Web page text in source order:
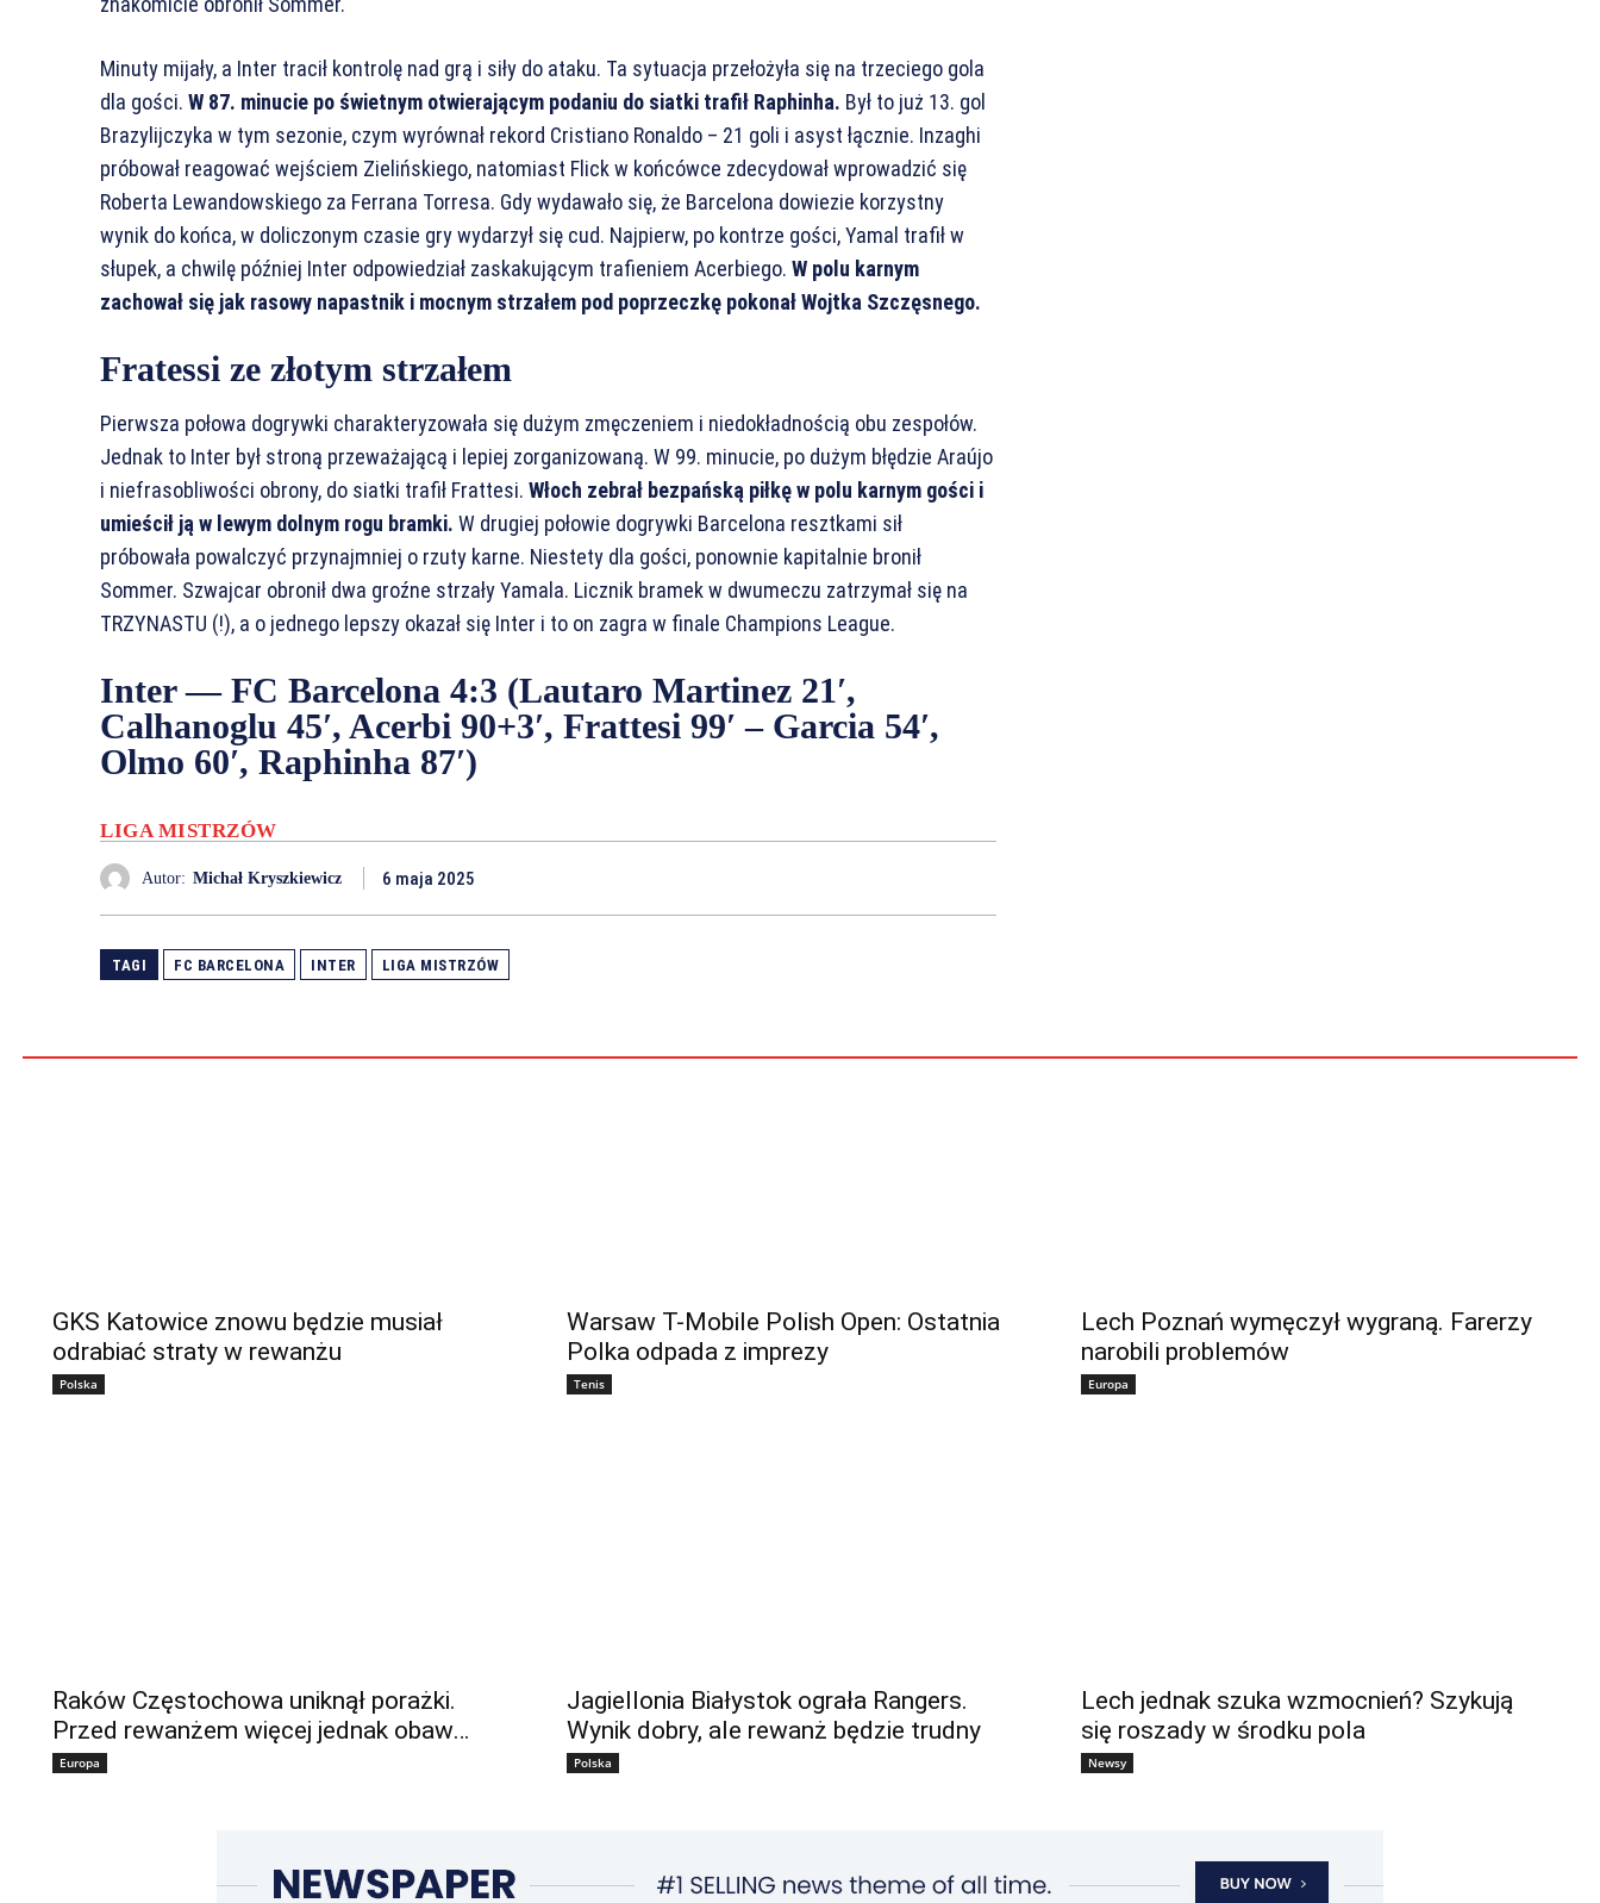
Minuty mijały, a Inter tracił kontrolę nad grą i siły do ataku. Ta sytuacja przełożyła się na trzeciego gola
dla gości. W 87. minucie po świetnym otwierającym podaniu do siatki trafił Raphinha. Był to już 13. gol
Brazylijczyka w tym sezonie, czym wyrównał rekord Cristiano Ronaldo – 21 goli i asyst łącznie. Inzaghi
próbował reagować wejściem Zielińskiego, natomiast Flick w końcówce zdecydował wprowadzić się
Roberta Lewandowskiego za Ferrana Torresa. Gdy wydawało się, że Barcelona dowiezie korzystny
wynik do końca, w doliczonym czasie gry wydarzył się cud. Najpierw, po kontrze gości, Yamal trafił w
słupek, a chwilę później Inter odpowiedział zaskakującym trafieniem Acerbiego. W polu karnym
zachował się jak rasowy napastnik i mocnym strzałem pod poprzeczkę pokonał Wojtka Szczęsnego.
Fratessi ze złotym strzałem
Pierwsza połowa dogrywki charakteryzowała się dużym zmęczeniem i niedokładnością obu zespołów.
Jednak to Inter był stroną przeważającą i lepiej zorganizowaną. W 99. minucie, po dużym błędzie Araújo
i niefrasobliwości obrony, do siatki trafił Frattesi. Włoch zebrał bezpańską piłkę w polu karnym gości i
umieścił ją w lewym dolnym rogu bramki. W drugiej połowie dogrywki Barcelona resztkami sił
próbowała powalczyć przynajmniej o rzuty karne. Niestety dla gości, ponownie kapitalnie bronił
Sommer. Szwajcar obronił dwa groźne strzały Yamala. Licznik bramek w dwumeczu zatrzymał się na
TRZYNASTU (!), a o jednego lepszy okazał się Inter i to on zagra w finale Champions League.
Inter — FC Barcelona 4:3 (Lautaro Martinez 21′,
Calhanoglu 45′, Acerbi 90+3′, Frattesi 99′ – Garcia 54′,
Olmo 60′, Raphinha 87′)
LIGA MISTRZÓW
Autor: Michał Kryszkiewicz 6 maja 2025
TAGI FC BARCELONA INTER LIGA MISTRZÓW
GKS Katowice znowu będzie musiał
odrabiać straty w rewanżu
Polska
Warsaw T-Mobile Polish Open: Ostatnia
Polka odpada z imprezy
Tenis
Lech Poznań wymęczył wygraną. Farerzy
narobili problemów
Europa
Raków Częstochowa uniknął porażki.
Przed rewanżem więcej jednak obaw…
Europa
Jagiellonia Białystok ograła Rangers.
Wynik dobry, ale rewanż będzie trudny
Polska
Lech jednak szuka wzmocnień? Szykują
się roszady w środku pola
Newsy